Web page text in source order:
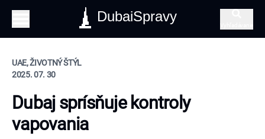
DubaiSpravy
UAE, ŽIVOTNÝ ŠTÝL
2025. 07. 30
Dubaj sprísňuje kontroly
vapovania